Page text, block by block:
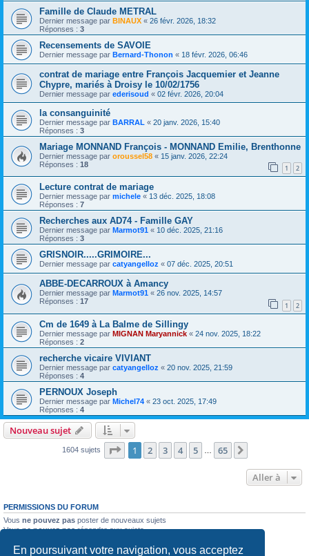
En poursuivant votre navigation, vous acceptez
Famille de Claude METRAL
Dernier message par BINAUX « 26 févr. 2026, 18:32
Réponses : 3
Recensements de SAVOIE
Dernier message par Bernard-Thonon « 18 févr. 2026, 06:46
contrat de mariage entre François Jacquemier et Jeanne
Chypre, mariés à Droisy le 10/02/1756
Dernier message par ederisoud « 02 févr. 2026, 20:04
la consanguinité
Dernier message par BARRAL « 20 janv. 2026, 15:40
Réponses : 3
Mariage MONNAND François - MONNAND Emilie, Brenthonne
Dernier message par oroussel58 « 15 janv. 2026, 22:24
Réponses : 18 1 2
Lecture contrat de mariage
Dernier message par michele « 13 déc. 2025, 18:08
Réponses : 7
Recherches aux AD74 - Famille GAY
Dernier message par Marmot91 « 10 déc. 2025, 21:16
Réponses : 3
GRISNOIR.....GRIMOIRE...
Dernier message par catyangelloz « 07 déc. 2025, 20:51
ABBE-DECARROUX à Amancy
Dernier message par Marmot91 « 26 nov. 2025, 14:57
Réponses : 17 1 2
Cm de 1649 à La Balme de Sillingy
Dernier message par MIGNAN Maryannick « 24 nov. 2025, 18:22
Réponses : 2
recherche vicaire VIVIANT
Dernier message par catyangelloz « 20 nov. 2025, 21:59
Réponses : 4
PERNOUX Joseph
Dernier message par Michel74 « 23 oct. 2025, 17:49
Réponses : 4
Nouveau sujet
1604 sujets Page 1sur65
1 2 3 4 5 65
Aller à
PERMISSIONS DU FORUM
Vous ne pouvez pas poster de nouveaux sujets
Vousne pouvez pasrépondre aux sujets
Vousne pouvez passupprimer vos messages